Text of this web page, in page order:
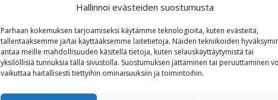
Hallinnoi evästeiden suostumusta
Parhaan kokemuksen tarjoamiseksi käytämme teknologioita, kuten evästeitä,
tallentaaksemme ja/tai käyttääksemme laitetietoja. Näiden tekniikoiden
antaa meille mahdollisuuden käsitellä tietoja, kuten selauskäyttäytymistä tai
yksilöllisiä tunnuksia tällä sivustolla. Suostumuksen jättäminen tai peruuttaminen
vaikuttaa haitallisesti tiettyihin ominaisuuksiin ja toimintoihin.